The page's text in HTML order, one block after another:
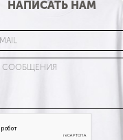
НАПИСАТЬ НАМ